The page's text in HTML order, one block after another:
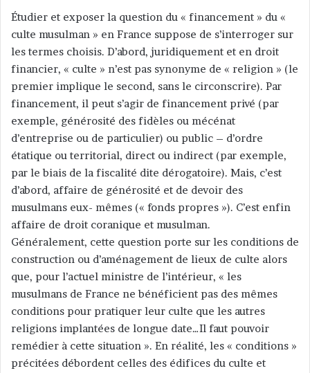
Étudier et exposer la question du « financement » du «
culte musulman » en France suppose de s’interroger sur
les termes choisis. D’abord, juridiquement et en droit
financier, « culte » n’est pas synonyme de « religion » (le
premier implique le second, sans le circonscrire). Par
financement, il peut s’agir de financement privé (par
exemple, générosité des fidèles ou mécénat
d’entreprise ou de particulier) ou public – d’ordre
étatique ou territorial, direct ou indirect (par exemple,
par le biais de la fiscalité dite dérogatoire). Mais, c’est
d’abord, affaire de générosité et de devoir des
musulmans eux- mêmes (« fonds propres »). C’est enfin
affaire de droit coranique et musulman.
Généralement, cette question porte sur les conditions de
construction ou d’aménagement de lieux de culte alors
que, pour l’actuel ministre de l’intérieur, « les
musulmans de France ne bénéficient pas des mêmes
conditions pour pratiquer leur culte que les autres
religions implantées de longue date…Il faut pouvoir
remédier à cette situation ». En réalité, les « conditions »
précitées débordent celles des édifices du culte et